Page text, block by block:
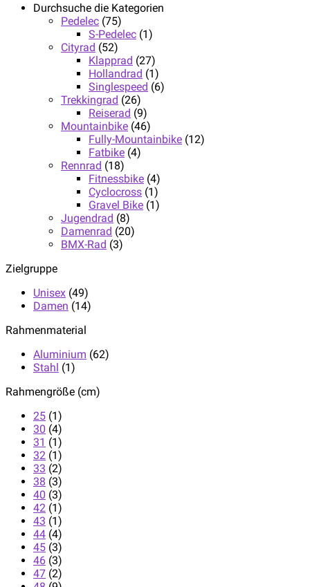
Durchsuche die Kategorien
Pedelec (75)
S-Pedelec (1)
Cityrad (52)
Klapprad (27)
Hollandrad (1)
Singlespeed (6)
Trekkingrad (26)
Reiserad (9)
Mountainbike (46)
Fully-Mountainbike (12)
Fatbike (4)
Rennrad (18)
Fitnessbike (4)
Cyclocross (1)
Gravel Bike (1)
Jugendrad (8)
Damenrad (20)
BMX-Rad (3)
Zielgruppe
Unisex (49)
Damen (14)
Rahmenmaterial
Aluminium (62)
Stahl (1)
Rahmengröße (cm)
25 (1)
30 (4)
31 (1)
32 (1)
33 (2)
38 (3)
40 (3)
42 (1)
43 (1)
44 (4)
45 (3)
46 (3)
47 (2)